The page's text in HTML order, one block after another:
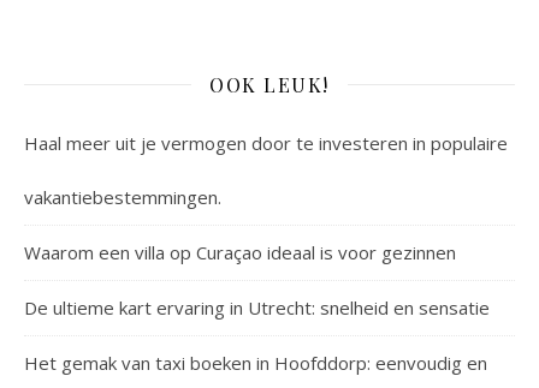
OOK LEUK!
Haal meer uit je vermogen door te investeren in populaire
vakantiebestemmingen.
Waarom een villa op Curaçao ideaal is voor gezinnen
De ultieme kart ervaring in Utrecht: snelheid en sensatie
Het gemak van taxi boeken in Hoofddorp: eenvoudig en